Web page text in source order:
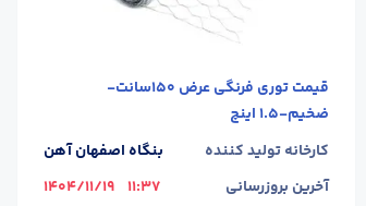
قیمت
توری فرنگی عرض 150سانت-
ضخیم-1.5 اینچ
کارخانه تولید کننده
بنگاه اصفهان آهن
آخرین بروزرسانی
11:37
1404/11/19